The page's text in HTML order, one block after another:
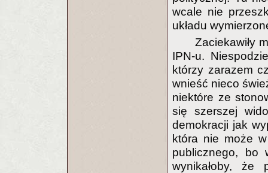
wcale nie
układu
Zaciekawiły
IPN-u.
którzy zarazem
wnieść nieco
niektóre ze
się szerszej
demokracji jak
która nie może
publicznego, bo
wynikałoby, że